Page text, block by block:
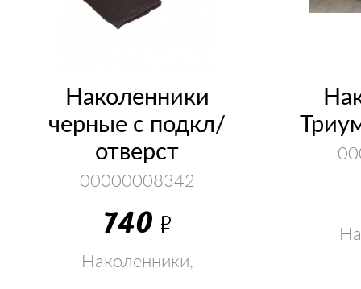
Наколенники
черные с подкл/
отверст
00000008342
740 Р
Наколенники,